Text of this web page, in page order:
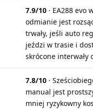
7.9/10 · EA288 evo
odmianie jest
trwały, jeśli auto
jeździ w trasie i
skrócone interwały
7.8/10 ·
manual jest
mniej ryzykowny